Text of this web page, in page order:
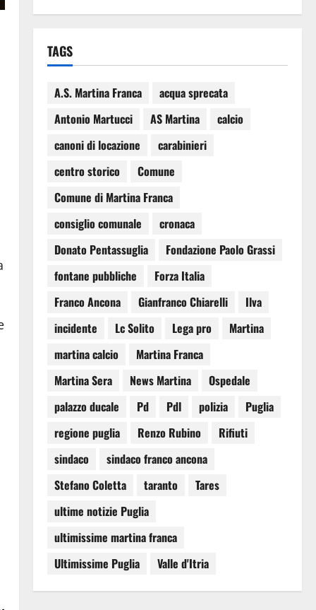
TAGS
A.S. Martina Franca
acqua sprecata
Antonio Martucci
AS Martina
calcio
canoni di locazione
carabinieri
centro storico
Comune
Comune di Martina Franca
consiglio comunale
cronaca
Donato Pentassuglia
Fondazione Paolo Grassi
fontane pubbliche
Forza Italia
Franco Ancona
Gianfranco Chiarelli
Ilva
incidente
Lc Solito Lega pro
Martina
martina calcio
Martina Franca
Martina Sera
News Martina
Ospedale
palazzo ducale
Pd Pdl polizia
Puglia
regione puglia
Renzo Rubino
Rifiuti
sindaco
sindaco franco ancona
Stefano Coletta
taranto
Tares
ultime notizie Puglia
ultimissime martina franca
Ultimissime Puglia
Valle d'Itria